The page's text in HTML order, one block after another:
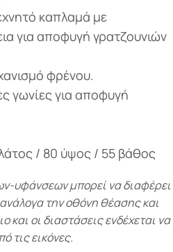
καπλαμά με
για αποφυγή γρατζουνιών
φρένου.
γωνίες για αποφυγή
/ 80 ύψος / 55 βάθος
υφάνσεων μπορεί να διαφέρει
την οθόνη θέασης και
και οι διαστάσεις ενδέχεται να
τις εικόνες.